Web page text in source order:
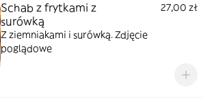
Schab z frytkami z
surówką
27,00 zł
Z ziemniakami i surówką. Zdjęcie
poglądowe